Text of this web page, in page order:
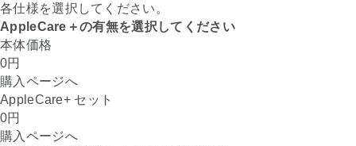
各仕様を選択してください。
AppleCare＋の有無を選択してください
本体価格
0円
購入ページへ
AppleCare+ セット
0円
購入ページへ